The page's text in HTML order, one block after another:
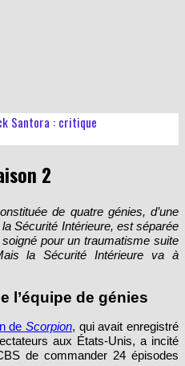
Santora : critique
2
de quatre génies, d’une
Sécurité Intérieure, est séparée
pour un traumatisme suite
la Sécurité Intérieure va à
l’équipe de génies
de Scorpion, qui avait enregistré
aux États-Unis, a incité
de commander 24 épisodes